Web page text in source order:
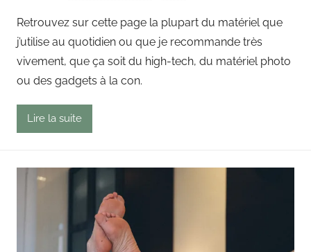
P
a
i
Retrouvez sur cette page la plupart du matériel que
j’utilise au quotidien ou que je recommande très
vivement, que ça soit du high-tech, du matériel photo
ou des gadgets à la con.
Lire la suite